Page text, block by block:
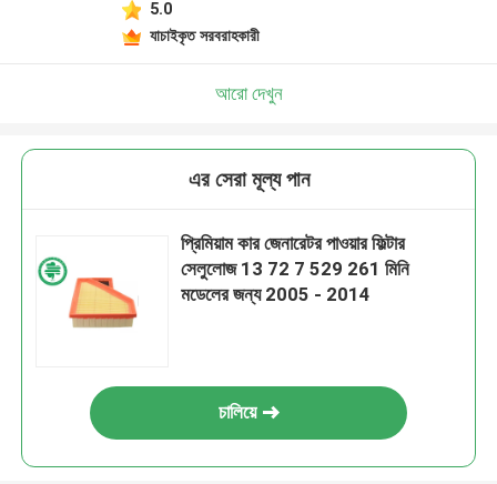
5.0
যাচাইকৃত সরবরাহকারী
আরো দেখুন
এর সেরা মূল্য পান
প্রিমিয়াম কার জেনারেটর পাওয়ার ফিল্টার
সেলুলোজ 13 72 7 529 261 মিনি
মডেলের জন্য 2005 - 2014
চালিয়ে